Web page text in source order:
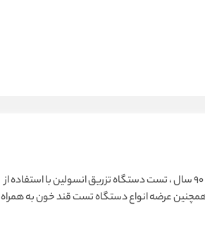
دستگاه تزریق انسولین بدون درد ، مختص کودک ۱ تا ۵ سال و بزرگسال از ۵ سال تا ۹۰ سال ، تست دستگاه تزریق انسولین با استفاده از
عرضه انواع دستگاه تست قند خون به همراه